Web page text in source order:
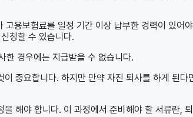
용보험료를 일정 기간 이상 납부한 경력이 있어
청할 수 있습니다.
한 경우에는 지급받을 수 없습니다.
중요합니다. 하지만 만약 자진 퇴사를 하게 된다
해야 합니다. 이 과정에서 준비해야 할 서류란,